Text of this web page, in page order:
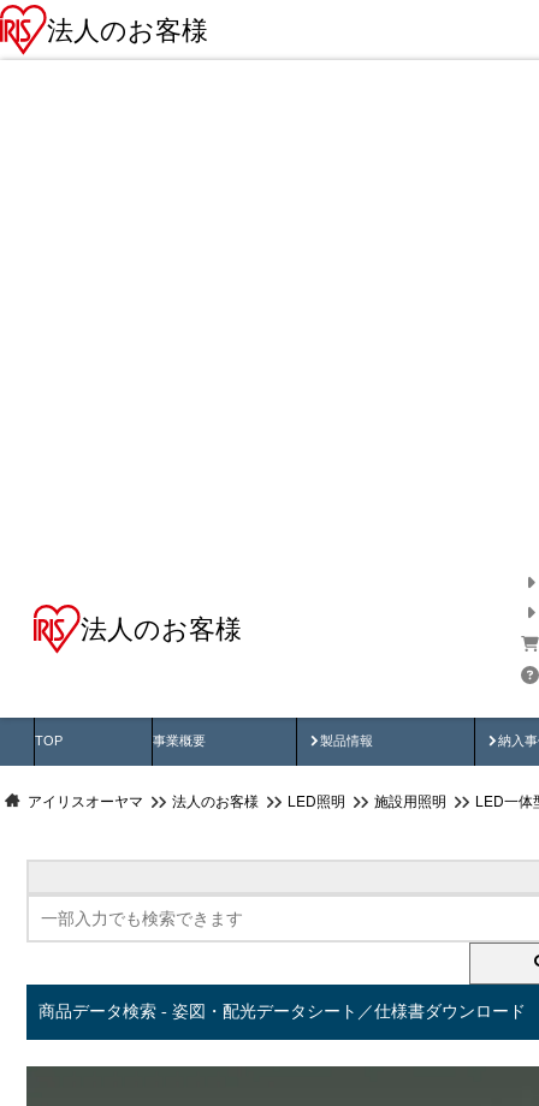
法人のお客様
法人のお客様
TOP 事業概要 製品情報
製品動画 納入
納
アイリスオーヤマ 法人のお客様 LED照明 施設用照明 LED一体
商品データ検索 - 姿図・配光データシート／仕様書ダウンロード